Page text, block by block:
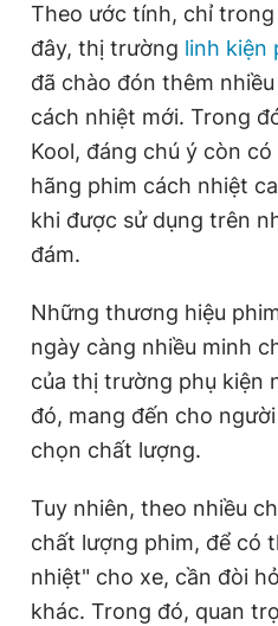
Giấy phép xuất bản số 110/GP -
© 2003-2026 Bản quyền thuộc
chép dưới mọi hình thức nếu
bản. Phát triển bởi ePi
Theo ước tính, chỉ
đây, thị trường linh kiện
đã chào đón thêm
cách nhiệt mới. Trong
Kool, đáng chú ý còn
hãng phim cách nhiệt
khi được sử dụng trên
đám.
Những thương hiệu
ngày càng nhiều minh
của thị trường phụ kiện
đó, mang đến cho
chọn chất lượng.
Tuy nhiên, theo nhiều
chất lượng phim, để có
nhiệt" cho xe, cần đòi
khác. Trong đó, quan